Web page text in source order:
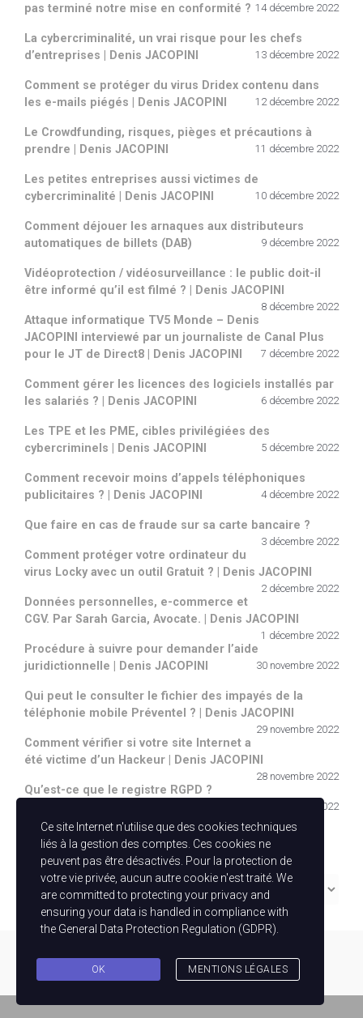
pas terminé notre mise en conformité ? 14 décembre 2022
La cybercriminalité, un vrai risque pour les chefs
d’entreprises | Denis JACOPINI
13 décembre 2022
Comment se protéger du virus Dridex contenu dans
les e-mails piégés | Denis JACOPINI
12 décembre 2022
Le Crowdfunding, risques, pièges et précautions à
prendre | Denis JACOPINI
11 décembre 2022
Les petites entreprises aussi victimes de
cybercriminalité | Denis JACOPINI
10 décembre 2022
Comment déjouer les arnaques aux distributeurs
automatiques de billets (DAB)
9 décembre 2022
Vidéoprotection / vidéosurveillance : le public doit-il
être informé qu’il est filmé ? | Denis JACOPINI
8 décembre 2022
Attaque informatique TV5 Monde – Denis
JACOPINI interviewé par un journaliste de Canal Plus
pour le JT de Direct8 | Denis JACOPINI
7 décembre 2022
Comment gérer les licences des logiciels installés par
les salariés ? | Denis JACOPINI
6 décembre 2022
Les TPE et les PME, cibles privilégiées des
cybercriminels | Denis JACOPINI
5 décembre 2022
Comment recevoir moins d’appels téléphoniques
publicitaires ? | Denis JACOPINI
4 décembre 2022
Que faire en cas de fraude sur sa carte bancaire ?
3 décembre 2022
Comment protéger votre ordinateur du
virus Locky avec un outil Gratuit ? | Denis JACOPINI
2 décembre 2022
Données personnelles, e-commerce et
CGV. Par Sarah Garcia, Avocate. | Denis JACOPINI
1 décembre 2022
Procédure à suivre pour demander l’aide
juridictionnelle | Denis JACOPINI
30 novembre 2022
Qui peut le consulter le fichier des impayés de la
téléphonie mobile Préventel ? | Denis JACOPINI
29 novembre 2022
Comment vérifier si votre site Internet a
été victime d’un Hackeur | Denis JACOPINI
28 novembre 2022
Qu’est-ce que le registre RGPD ?
27 novembre 2022
Catégories
Catégories
theme by Theme4Press - Powered by WordPress
Ce site Internet n'utilise que des cookies techniques
liés à la gestion des comptes. Ces cookies ne
peuvent pas être désactivés. Pour la protection de
votre vie privée, aucun autre cookie n'est traité. We
are committed to protecting your privacy and
ensuring your data is handled in compliance with
the General Data Protection Regulation (GDPR)
OK MENTIONS LÉGALES